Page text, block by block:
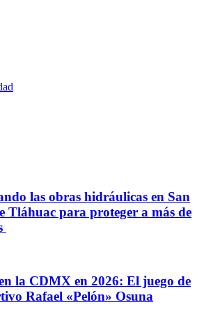
las obras hidráulicas en San
Tláhuac para proteger a más de
la CDMX en 2026: El juego de
Rafael «Pelón» Osuna